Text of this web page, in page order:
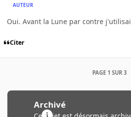
AUTEUR
Oui. Avant la Lune par contre
Citer
PAGE 1 SUR 3
Archivé